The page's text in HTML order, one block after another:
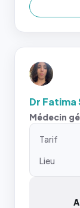
Dr Fatima
Médecin
Tarif
Lieu